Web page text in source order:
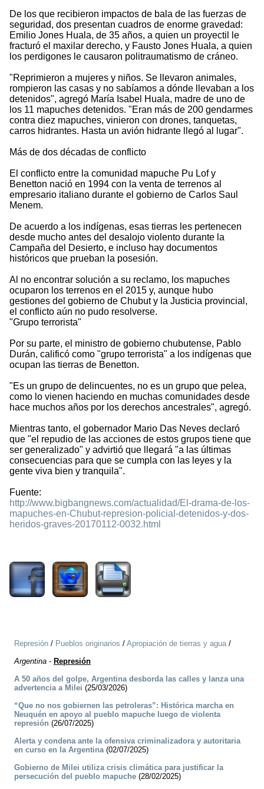
De los que recibieron impactos de bala de las fuerzas de
seguridad, dos presentan cuadros de enorme gravedad:
Emilio Jones Huala, de 35 años, a quien un proyectil le
fracturó el maxilar derecho, y Fausto Jones Huala, a quien
los perdigones le causaron politraumatismo de cráneo.
"Reprimieron a mujeres y niños. Se llevaron animales,
rompieron las casas y no sabíamos a dónde llevaban a los
detenidos", agregó María Isabel Huala, madre de uno de
los 11 mapuches detenidos. "Eran más de 200 gendarmes
contra diez mapuches, vinieron con drones, tanquetas,
carros hidrantes. Hasta un avión hidrante llegó al lugar".
Más de dos décadas de conflicto
El conflicto entre la comunidad mapuche Pu Lof y
Benetton nació en 1994 con la venta de terrenos al
empresario italiano durante el gobierno de Carlos Saul
Menem.
De acuerdo a los indígenas, esas tierras les pertenecen
desde mucho antes del desalojo violento durante la
Campaña del Desierto, e incluso hay documentos
históricos que prueban la posesión.
Al no encontrar solución a su reclamo, los mapuches
ocuparon los terrenos en el 2015 y, aunque hubo
gestiones del gobierno de Chubut y la Justicia provincial,
el conflicto aún no pudo resolverse.
"Grupo terrorista"
Por su parte, el ministro de gobierno chubutense, Pablo
Durán, calificó como "grupo terrorista" a los indígenas que
ocupan las tierras de Benetton.
"Es un grupo de delincuentes, no es un grupo que pelea,
como lo vienen haciendo en muchas comunidades desde
hace muchos años por los derechos ancestrales", agregó.
Mientras tanto, el gobernador Mario Das Neves declaró
que "el repudio de las acciones de estos grupos tiene que
ser generalizado" y advirtió que llegará "a las últimas
consecuencias para que se cumpla con las leyes y la
gente viva bien y tranquila".
Fuente:
http://www.bigbangnews.com/actualidad/El-drama-de-los-
mapuches-en-Chubut-represion-policial-detenidos-y-dos-
heridos-graves-20170112-0032.html
Represión / Pueblos originarios / Apropiación de tierras y agua/
Argentina - Represión
A 50 años del golpe, Argentina desborda las calles y lanza una
advertencia a Milei (25/03/2026)
“Que no nos gobiernen las petroleras”: Histórica marcha en
Neuquén en apoyo al pueblo mapuche luego de violenta
represión (26/07/2025)
Alerta y condena ante la ofensiva criminalizadora y autoritaria
en curso en la Argentina(02/07/2025)
Gobierno de Milei utiliza crisis climática para justificar la
persecución del pueblo mapuche (28/02/2025)